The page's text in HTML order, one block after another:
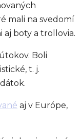
mali na svedomí
aj boty a trollovia.
Boli
t. j.
aj v Európe,